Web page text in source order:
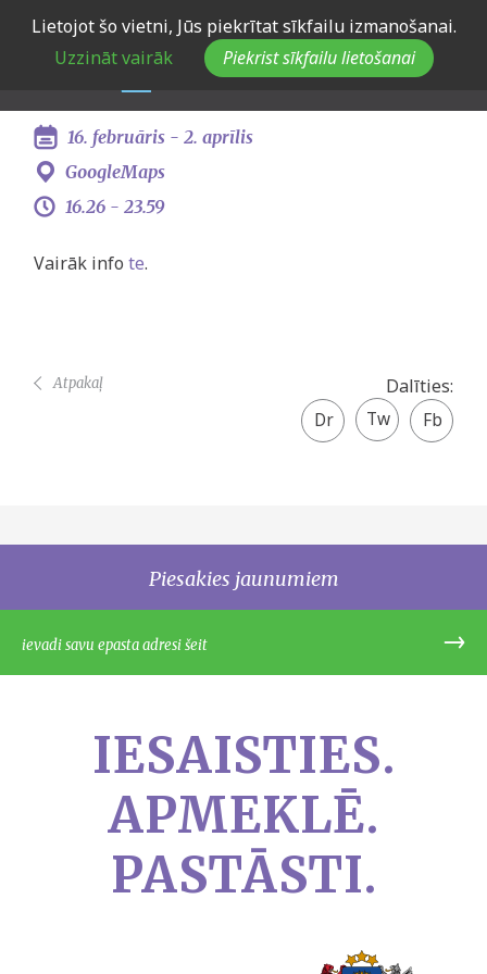
Lietojot šo vietni, Jūs piekrītat sīkfailu izmanošanai.
Uzzināt vairāk
Piekrist sīkfailu lietošanai
Projektu konkurss
organizācijām
GoogleMaps
16. februāris - 2. aprīlis
16.26 - 23.59
Vairāk info te.
Dalīties:
Facebook
share
Twitter
Atpakaļ
Piesakies jaunumiem
IESAISTIES.
APMEKLĒ.
PASTĀSTI.